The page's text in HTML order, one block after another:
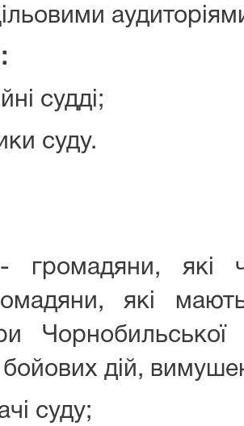
судді;
суду.
які
які
дій,
суду;